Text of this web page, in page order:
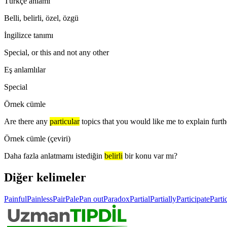
Belli, belirli, özel, özgü
İngilizce tanımı
Special, or this and not any other
Eş anlamlılar
Special
Örnek cümle
Are there any particular topics that you would like me to explain
Örnek cümle (çeviri)
Daha fazla anlatmamı istediğin belirli bir konu var mı?
Diğer kelimeler
PainfulPainlessPairPalePan outParadoxPartialPartiallyParticipate